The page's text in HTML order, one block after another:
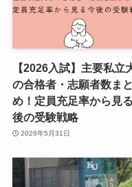
【2026入試】主要私立
の合格者・志願者数まと
め！定員充足率から見
後の受験戦略
2026年5月31日